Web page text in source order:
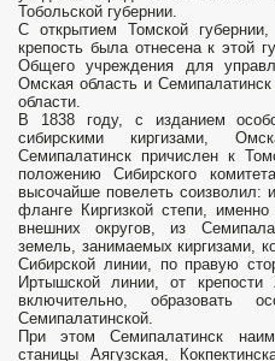
Тобольской губернии.
С открытием Томской
крепость была отнесена к этой
Общего учреждения для
Омская область и
области.
В 1838 году, с изданием
сибирскими киргизами,
Семипалатинск причислен к
положению Сибирского
высочайше повелеть соизволил:
фланге Киргизкой степи, именно
внешних округов, из
земель, занимаемых киргизами,
Сибирской линии, по правую
Иртышской линии, от
включительно, образовать
Семипалатинской.
При этом Семипалатинск
станицы Аягузская,